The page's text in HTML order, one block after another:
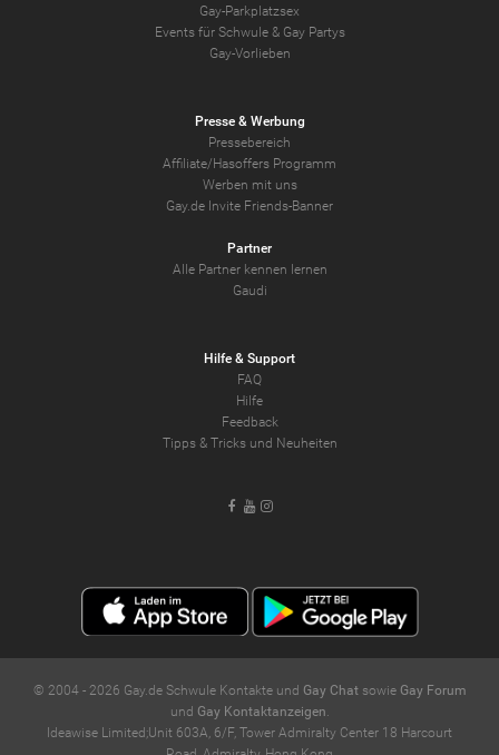
Gay-Parkplatzsex
Events für Schwule & Gay Partys
Gay-Vorlieben
Presse & Werbung
Pressebereich
Affiliate/Hasoffers Programm
Werben mit uns
Gay.de Invite Friends-Banner
Partner
Alle Partner kennen lernen
Gaudi
Hilfe & Support
FAQ
Hilfe
Feedback
Tipps & Tricks und Neuheiten
Facebook
YoutubeInstagram
© 2004 - 2026 Gay.de Schwule Kontakte und Gay Chatsowie Gay Forum
und Gay Kontaktanzeigen
Ideawise Limited;Unit 603A, 6/F, Tower Admiralty Center 18 Harcourt